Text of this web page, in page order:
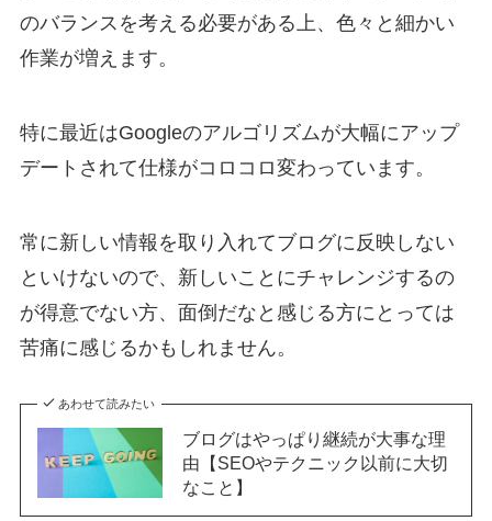
のバランスを考える必要がある上、色々と細かい
作業が増えます。
特に最近はGoogleのアルゴリズムが大幅にアップ
デートされて仕様がコロコロ変わっています。
常に新しい情報を取り入れてブログに反映しない
といけないので、新しいことにチャレンジするの
が得意でない方、面倒だなと感じる方にとっては
苦痛に感じるかもしれません。
あわせて読みたい
ブログはやっぱり継続が大事な理
由【SEOやテクニック以前に大切
なこと】